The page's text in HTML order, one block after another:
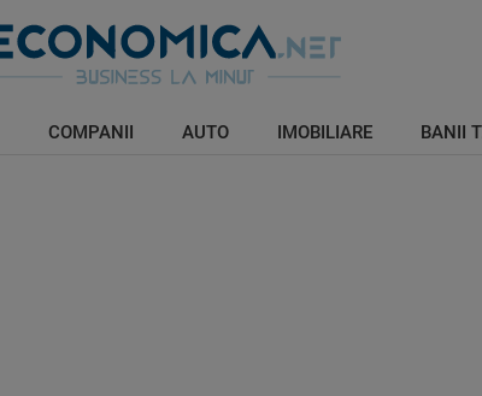
COMPANII AUTO IMOBILIARE BANII